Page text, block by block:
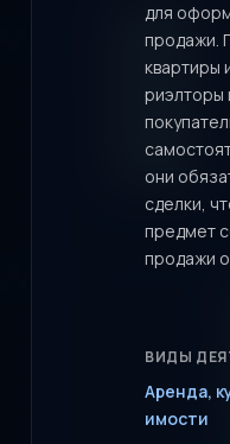
для
продажи.
квартиры
риэлторы
они
сделки,
предмет
продажи
ВИДЫ
Аренда,
имости